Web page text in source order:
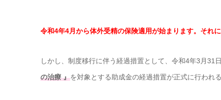
令和4年4月から体外受精の保険適用が始まります。 それ
しかし、制度移行に伴う経過措置として、令和4年3月31
の治療 』を対象とする助成金の経過措置が正式に行われ